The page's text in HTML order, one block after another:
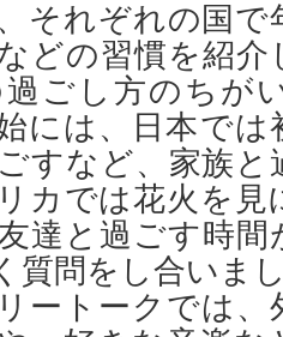
それぞれの国で
どの習慣を紹
ごし方のちが
には、日本では
すなど、家族と
カでは花火を見
達と過ごす時
質問をし合いま
ートークでは、